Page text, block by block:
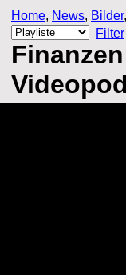
Home, News, Bilder,
Filter